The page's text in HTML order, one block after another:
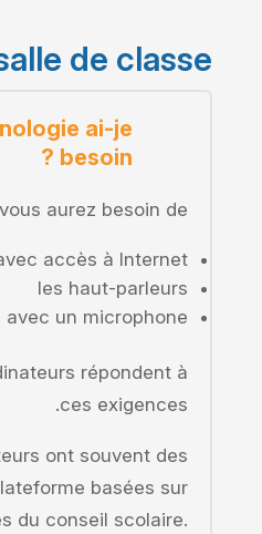
de classe
ai-je
besoin ?
aurez besoin de :
accès à Internet
les haut-parleurs
avec un microphone
répondent à
ces exigences.
ont souvent des
basées sur
du conseil scolaire.